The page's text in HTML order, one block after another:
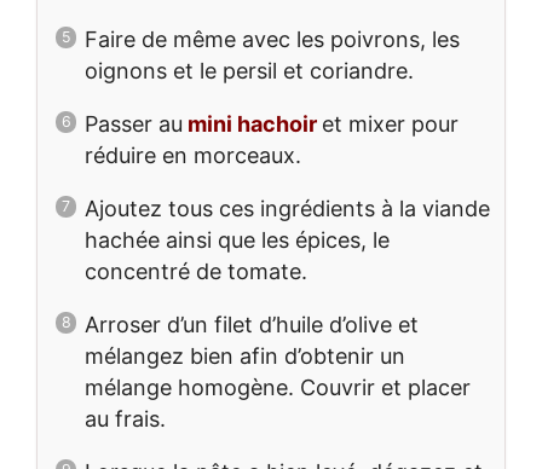
Faire de même avec les poivrons, les
oignons et le persil et coriandre.
Passer au mini hachoir et mixer pour
réduire en morceaux.
Ajoutez tous ces ingrédients à la viande
hachée ainsi que les épices, le
concentré de tomate.
Arroser d’un filet d’huile d’olive et
mélangez bien afin d’obtenir un
mélange homogène. Couvrir et placer
au frais.